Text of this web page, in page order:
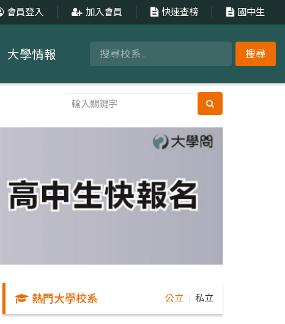
會員登入 加入會員 快速查榜 國中生
搜尋
大學情報
熱門大學校系 公立 私立